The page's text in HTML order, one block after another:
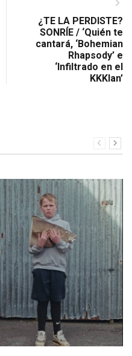
¿TE LA PERDISTE?
SONRÍE / ‘Quién te
cantará, ‘Bohemian
Rhapsody’ e
‘Infiltrado en el
KKKlan’